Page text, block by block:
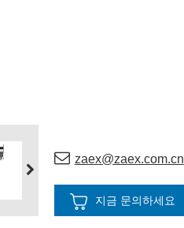
zaex@zaex.com.cn
지금 문의하세요